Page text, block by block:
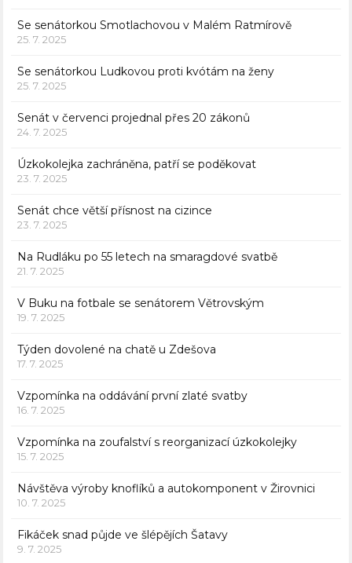
Se senátorkou Smotlachovou v Malém Ratmírově
25. 7. 2025
Se senátorkou Ludkovou proti kvótám na ženy
25. 7. 2025
Senát v červenci projednal přes 20 zákonů
24. 7. 2025
Úzkokolejka zachráněna, patří se poděkovat
23. 7. 2025
Senát chce větší přísnost na cizince
23. 7. 2025
Na Rudláku po 55 letech na smaragdové svatbě
21. 7. 2025
V Buku na fotbale se senátorem Větrovským
19. 7. 2025
Týden dovolené na chatě u Zdešova
17. 7. 2025
Vzpomínka na oddávání první zlaté svatby
16. 7. 2025
Vzpomínka na zoufalství s reorganizací úzkokolejky
15. 7. 2025
Návštěva výroby knoflíků a autokomponent v Žirovnici
10. 7. 2025
Fikáček snad půjde ve šlépějích Šatavy
9. 7. 2025